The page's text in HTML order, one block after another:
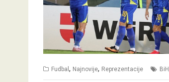
Fudbal , Najnovije, Reprezentacije BiH